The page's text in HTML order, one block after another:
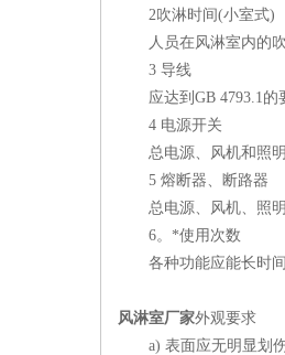
2吹淋时间(小室式)
人员在风淋室内的吹
3 导线
应达到GB 4793.1的
4 电源开关
总电源、风机和照明
5 熔断器、断路器
总电源、风机、照明
6。*使用次数
各种功能应能长时间
风淋室厂家外观要求
a) 表面应无明显划伤